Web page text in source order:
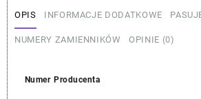
OPIS INFORMACJE DODATKOWE
NUMERY ZAMIENNIKÓW OPINIE (0)
Numer Producenta